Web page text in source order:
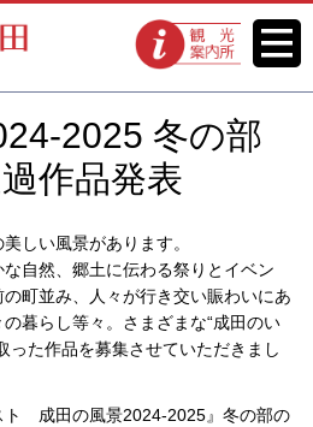
観光案内所
メニ
ュー
2025 冬の部
作品発表
しい風景があります。
自然、郷土に伝わる祭りとイベン
町並み、人々が行き交い賑わいにあ
暮らし等々。さまざまな“成田のい
った作品を募集させていただきまし
ト 成田の風景2024-2025』冬の部の